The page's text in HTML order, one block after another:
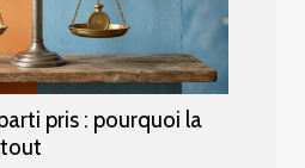
pris : pourquoi la